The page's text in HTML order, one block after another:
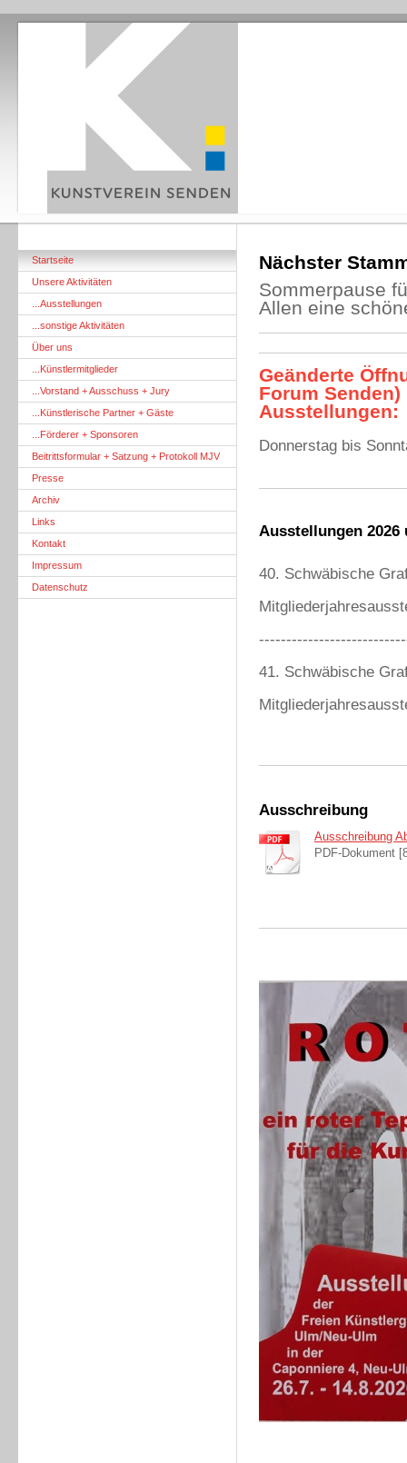
Startseite
Unsere Aktivitäten
...Ausstellungen
...sonstige Aktivitäten
Über uns
...Künstlermitglieder
...Vorstand + Ausschuss + Jury
...Künstlerische Partner + Gäste
...Förderer + Sponsoren
Beitrittsformular + Satzung + Protokoll MJV
Presse
Archiv
Links
Kontakt
Impressum
Datenschutz
Nächster
Sommerpause
Allen eine
Geänderte Öf
Forum
Ausstellungen:
Donnerstag bis
Ausstellungen 2026
40. Schwäbische
41. Schwäbische
Ausschreibung
Ausschreibung
PDF-Dokument